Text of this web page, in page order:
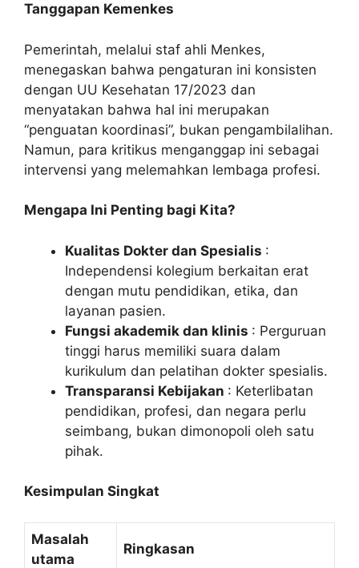
Tanggapan Kemenkes
Pemerintah, melalui staf ahli Menkes,
menegaskan bahwa pengaturan ini konsisten
dengan UU Kesehatan 17/2023 dan
menyatakan bahwa hal ini merupakan
“penguatan koordinasi”, bukan pengambilalihan.
Namun, para kritikus menganggap ini sebagai
intervensi yang melemahkan lembaga profesi.
Mengapa Ini Penting bagi Kita?
Kualitas Dokter dan Spesialis :
Independensi kolegium berkaitan erat
dengan mutu pendidikan, etika, dan
layanan pasien.
Fungsi akademik dan klinis : Perguruan
tinggi harus memiliki suara dalam
kurikulum dan pelatihan dokter spesialis.
Transparansi Kebijakan : Keterlibatan
pendidikan, profesi, dan negara perlu
seimbang, bukan dimonopoli oleh satu
pihak.
Kesimpulan Singkat
Masalah
utama
Ringkasan